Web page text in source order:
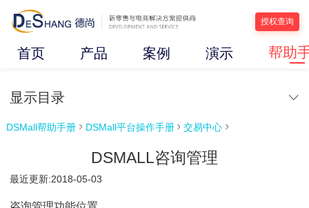
授权查询
首页 产品 案例 演示 帮助
显示目录
DSMall帮助手册  DSMall平台操作手册  交易中心 
DSMALL咨询管理
最近更新:2018-05-03